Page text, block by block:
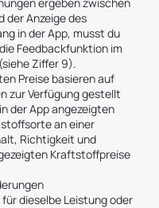
der Anzeige des
in der App, musst du
Feedbackfunktion im
Ziffer 9).
Preise basieren auf
zur Verfügung gestellt
der App angezeigten
an einer
Richtigkeit und
Kraftstoffpreise
für dieselbe Leistung oder